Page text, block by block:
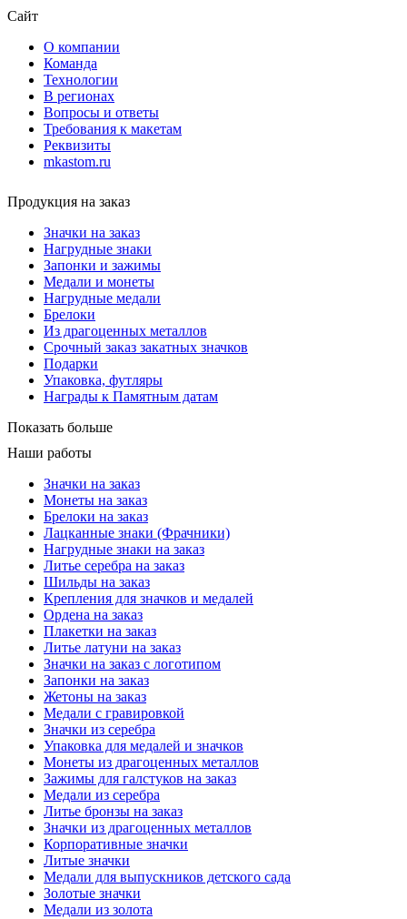
Сайт
О компании
Команда
Технологии
В регионах
Вопросы и ответы
Требования к макетам
Реквизиты
mkastom.ru
Продукция на заказ
Значки на заказ
Нагрудные знаки
Запонки и зажимы
Медали и монеты
Нагрудные медали
Брелоки
Из драгоценных металлов
Срочный заказ закатных значков
Подарки
Упаковка, футляры
Награды к Памятным датам
Показать больше
Наши работы
Значки на заказ
Монеты на заказ
Брелоки на заказ
Лацканные знаки (Фрачники)
Нагрудные знаки на заказ
Литье серебра на заказ
Шильды на заказ
Крепления для значков и медалей
Ордена на заказ
Плакетки на заказ
Литье латуни на заказ
Значки на заказ с логотипом
Запонки на заказ
Жетоны на заказ
Медали с гравировкой
Значки из серебра
Упаковка для медалей и значков
Монеты из драгоценных металлов
Зажимы для галстуков на заказ
Медали из серебра
Литье бронзы на заказ
Значки из драгоценных металлов
Корпоративные значки
Литые значки
Медали для выпускников детского сада
Золотые значки
Медали из золота